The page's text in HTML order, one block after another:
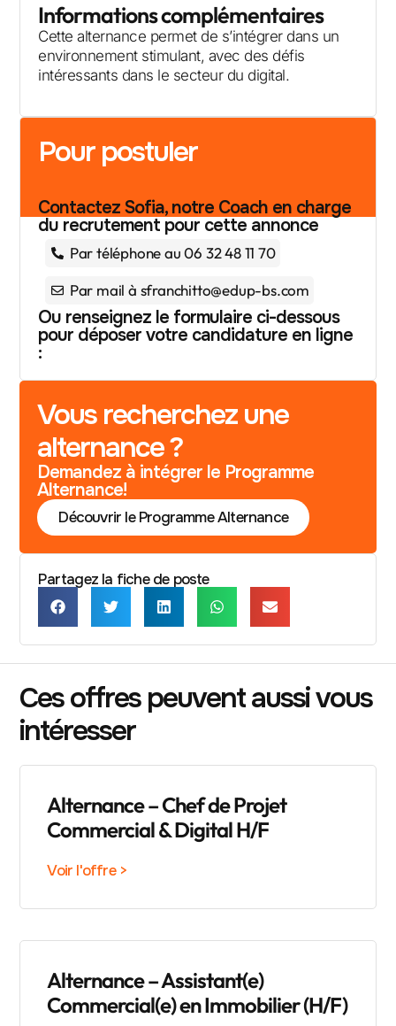
Informations complémentaires
Cette alternance permet de s’intégrer dans un
environnement stimulant, avec des défis
intéressants dans le secteur du digital.
Pour postuler
Contactez Sofia, notre Coach en charge
du recrutement pour cette annonce
Par téléphone au 06 32 48 11 70
Par mail à sfranchitto@edup-bs.com
Ou renseignez le formulaire ci-dessous
pour déposer votre candidature en ligne
:
Vous recherchez une
alternance ?
Demandez à intégrer le Programme
Alternance!
Découvrir le Programme Alternance
Partagez la fiche de poste
Ces offres peuvent aussi vous
intéresser
Alternance – Chef de Projet
Commercial & Digital H/F
Voir l'offre >
Alternance – Assistant(e)
Commercial(e) en Immobilier (H/F)